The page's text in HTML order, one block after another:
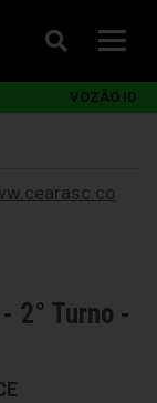
VOZÃO ID
2° Turno -